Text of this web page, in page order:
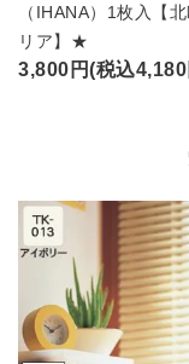
（IHANA）1枚入【
リア】★
3,800円(税込